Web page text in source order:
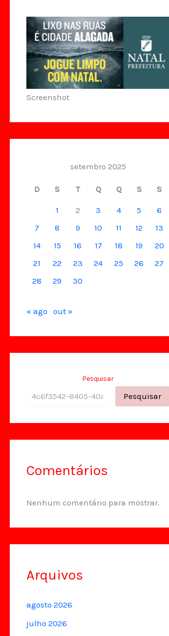
Screenshot
setembro 2025
D S T Q Q S S
1 2 3 4 5
6
7
8 9 10 11 12
13
14
15 16 17 18 19
20
21
22 23 24 25 26
27
28
29 30
« ago out »
Pesquisar
Pesquisar
Comentários
Nenhum comentário para mostrar.
Arquivos
agosto 2026
julho 2026